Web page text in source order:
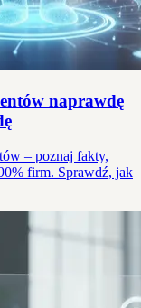
naprawdę
– poznaj fakty,
firm. Sprawdź, jak